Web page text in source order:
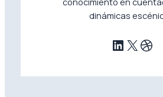
conocimiento en
dinámicas
LinkedIn
X